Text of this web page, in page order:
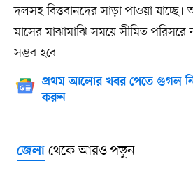
দলসহ বিত্তবানদের সাড়া পাওয়া
মাসের মাঝামাঝি সময়ে সীমিত
সম্ভব হবে।
প্রথম আলোর খবর পেতে গুগল
করুন
জেলাথেকে আরও পড়ুন